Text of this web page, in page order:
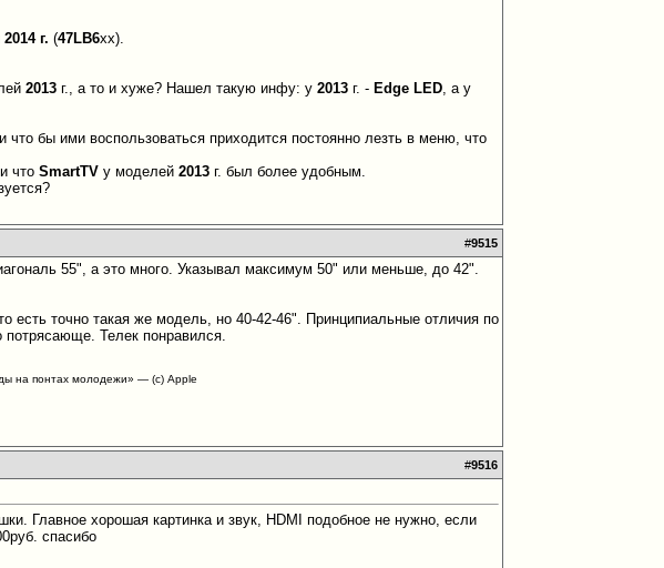
2014 г. (47LB6xx).
2013 г., а то и хуже? Нашел такую инфу: у2013 г. - Edge LED, а у
бы ими воспользоваться приходится постоянно лезть в меню, что
и чтоSmartTV у моделей2013 г. был более удобным.
#9515
55", а это много. Указывал максимум 50" или меньше, до 42".
есть точно такая же модель, но 40-42-46". Принципиальные отличия по
потрясающе. Телек понравился.
на понтах молодежи» — (с) Apple
#9516
Главное хорошая картинка и звук, HDMI подобное не нужно, если
спасибо